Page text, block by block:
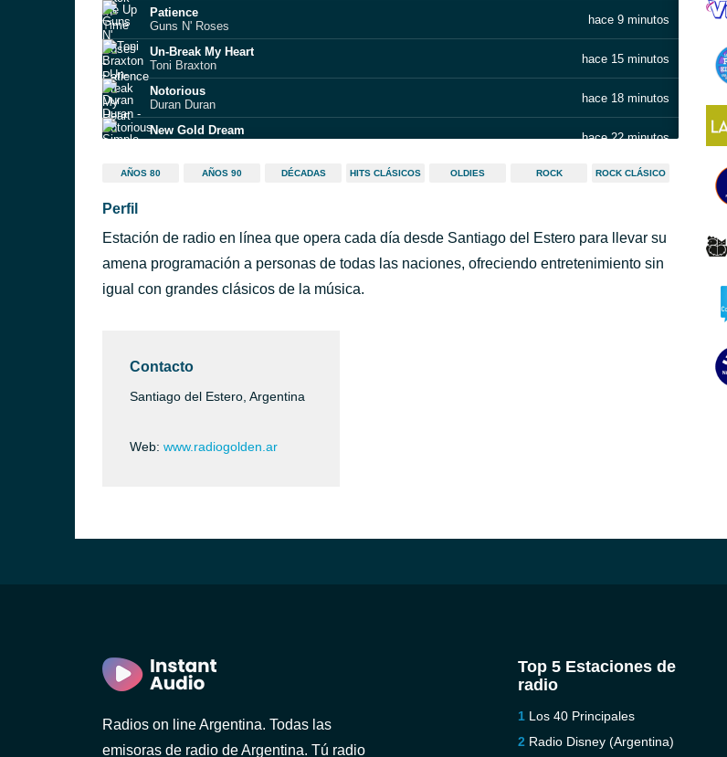
Patience
Guns N' Roses
hace 9 minutos
Un-Break My Heart
Toni Braxton
hace 15 minutos
Notorious
Duran Duran
hace 18 minutos
New Gold Dream
hace 22 minutos
Say It Isn't So
hace 28 minutos
UB40
hace 36 minutos
I Was Made for Lovin’ You
KISS
AÑOS 80 AÑOS 90 DÉCADAS HITS CLÁSICOS OLDIES ROCK ROCK CLÁSICO
Perfil
Estación de radio en línea que opera cada día desde Santiago del Estero para llevar su
amena programación a personas de todas las naciones, ofreciendo entretenimiento sin
igual con grandes clásicos de la música.
Contacto
Santiago del Estero, Argentina
Web: www.radiogolden.ar
Radios on line Argentina. Todas las
emisoras de radio de Argentina. Tú radio
Top 5 Estaciones de
radio
Los 40 Principales
Radio Disney (Argentina)